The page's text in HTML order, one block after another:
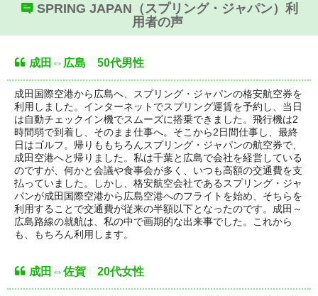
SPRING JAPAN（スプリング・ジャパン）利
用者の声
成田⇔広島 50代男性
成田国際空港から広島へ、スプリング・ジャパンの格安航空券を
利用しました。インターネットでスプリング運賃を予約し、当日
は自動チェックイン機でスムーズに搭乗できました。飛行機は2
時間弱で到着し、そのまま仕事へ。そこから2日間仕事し、最終
日はゴルフ。帰りももちろんスプリング・ジャパンの航空券で、
成田空港へと帰りました。私は千葉と広島で会社を経営している
のですが、何かと会議や食事会が多く、いつも高額の交通費を支
払っていました。しかし、格安航空会社であるスプリング・ジャ
パンが成田国際空港から広島空港へのフライトを始め、そちらを
利用することで交通費が従来の半額以下となったのです。成田～
広島路線の就航は、私の中で画期的な出来事でした。これから
も、もちろん利用します。
成田⇔佐賀 20代女性